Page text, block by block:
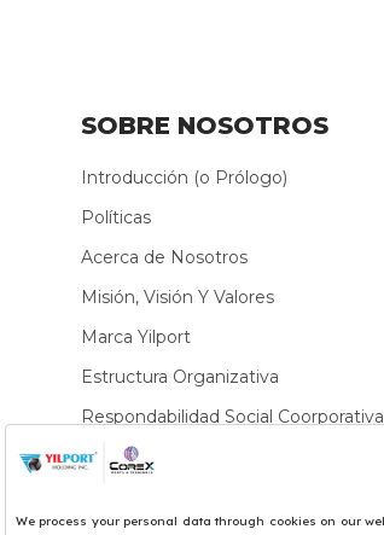
SOBRE NOSOTROS
Introducción (o Prólogo)
Políticas
Acerca de Nosotros
Misión, Visión Y Valores
Marca Yilport
Estructura Organizativa
Respondabilidad Social Coorporativa
Sostenibilidad